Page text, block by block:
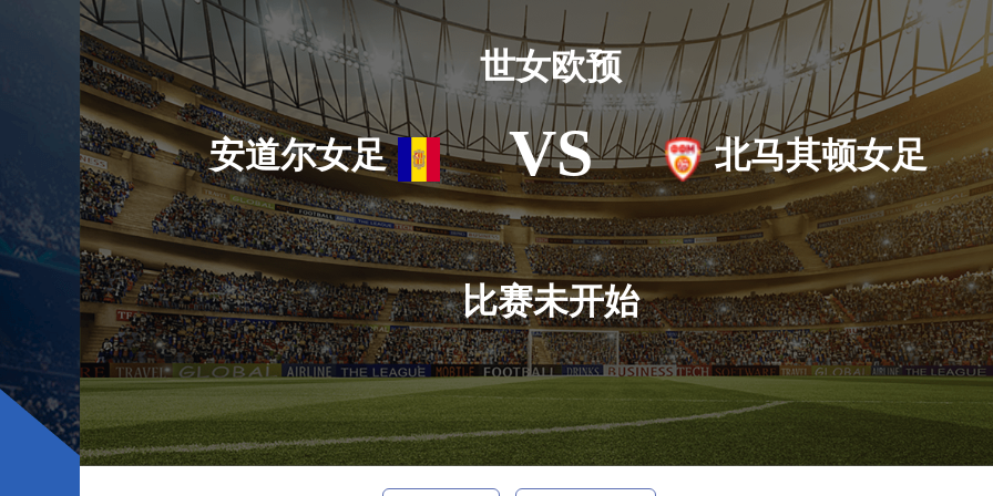
安道尔女足
世女欧预
VS
比赛未开始
北马其顿女足